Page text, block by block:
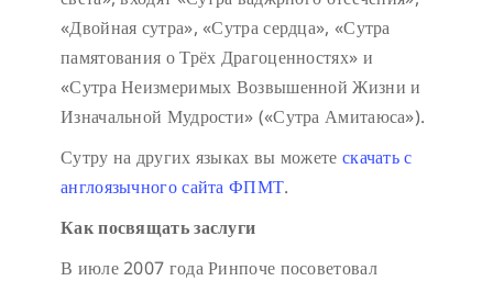
«Двойная сутра», «Сутра сердца», «Сутра
памятования о Трёх Драгоценностях» и
«Сутра Неизмеримых Возвышенной Жизни и
Изначальной Мудрости» («Сутра Амитаюса»).
Сутру на других языках вы можете скачать с
англоязычного сайта ФПМТ.
Как посвящать заслуги
В июле 2007 года Ринпоче посоветовал